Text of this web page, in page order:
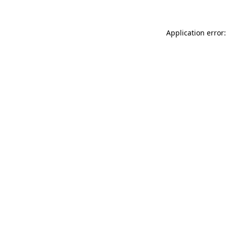
Application